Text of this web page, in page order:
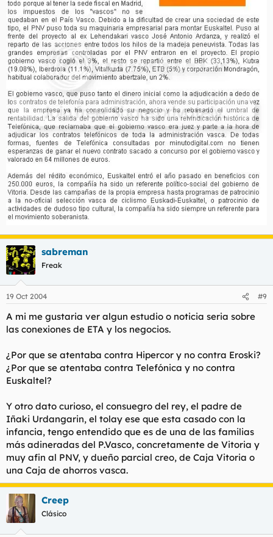
sabreman
Freak
19 Oct 2004 #9
A mi me gustaria ver algun estudio o noticia seria sobre
las conexiones de ETA y los negocios.
¿Por que se atentaba contra Hipercor y no contra Eroski?
¿Por que se atentaba contra Telefónica y no contra
Euskaltel?
Y otro dato curioso, el consuegro del rey, el padre de
Iñaki Urdangarin, el tolay ese que esta casado con la
infancia, tengo entendido que es de una de las familias
más adineradas del P.Vasco, concretamente de Vitoria y
muy afin al PNV, y dueño parcial creo, de Caja Vitoria o
una Caja de ahorros vasca.
Creep
Clásico